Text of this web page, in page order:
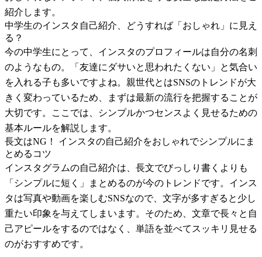
紹介します。
中学生のインスタ自己紹介、どうすれば「おしゃれ」に見え
る？
今の中学生にとって、インスタのプロフィールは自分の名刺
のようなもの。「友達にダサいと思われたくない」と気合い
を入れる子も多いですよね。親世代とはSNSのトレンドが大
きく変わっているため、まずは最新の流行を把握することが
大切です。ここでは、シンプルかつセンスよく見せるための
基本ルールを解説します。
長文はNG！ インスタの自己紹介をおしゃれでシンプルにま
とめるコツ
インスタグラムの自己紹介は、長文でびっしり書くよりも
「シンプルに短く」まとめるのが今のトレンドです。インス
タは写真や動画を楽しむSNSなので、文字が多すぎると少し
重たい印象を与えてしまいます。そのため、文章で長々と自
己アピールをするのではなく、単語を並べてスッキリ見せる
のがおすすめです。